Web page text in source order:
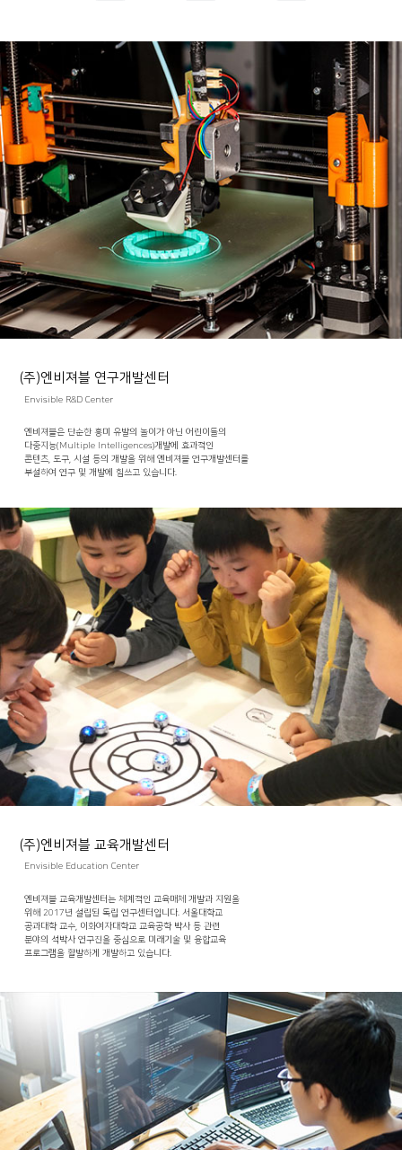
(주)엔비져블 연구개발센터
Envisible R&D Center
엔비져블은 단순한 흥미 유발의 놀이가 아닌 어린이들의
다중지능(Multiple Intelligences)개발에 효과적인
콘텐츠, 도구, 시설 등의 개발을 위해 엔비져블 연구개발센터를
부설하여 연구 및 개발에 힘쓰고 있습니다.
(주)엔비져블 교육개발센터
Envisible Education Center
엔비져블 교육개발센터는 체계적인 교육매체 개발과 지원을
위해 2017년 설립된 독립 연구센터입니다. 서울대학교
공과대학 교수, 이화여자대학교 교육공학 박사 등 관련
분야의 석박사 연구진을 중심으로 미래기술 및 융합교육
프로그램을 활발하게 개발하고 있습니다.